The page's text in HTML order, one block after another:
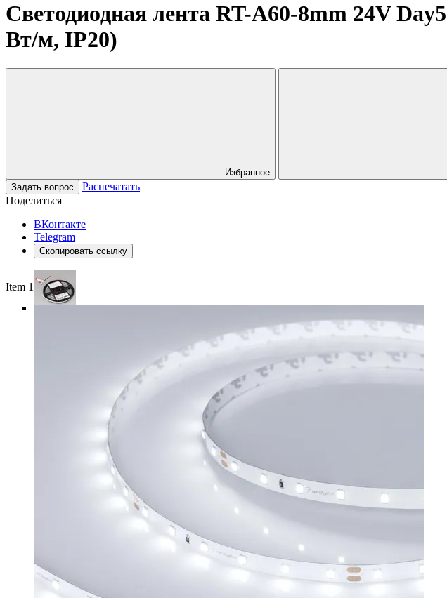
Светодиодная лента RT-A60-8mm 24V
Вт/м, IP20)
Избранное
Задать вопрос
Распечатать
Поделиться
ВКонтакте
Telegram
Скопировать ссылку
Item 1 of 3